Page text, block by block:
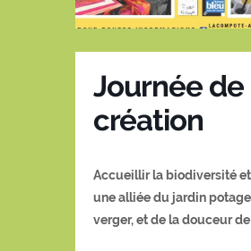
Journée de
création
Accueillir la biodiversité
une alliée du jardin
verger, et de la douceur